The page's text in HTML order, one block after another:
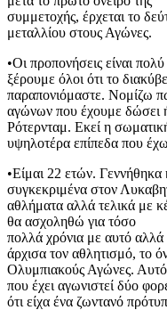
συμμετοχής, έρχεται το
μεταλλίου στους Αγώνες.
•Οι προπονήσεις είναι
ξέρουμε όλοι ότι το
παραπονιόμαστε. Νομίζω
αγώνων που έχουμε δώσει
Ρότερνταμ. Εκεί η
υψηλοτέρα επίπεδα που
•Είμαι 22 ετών.
συγκεκριμένα στον
αθλήματα αλλά τελικά με
θα ασχοληθώ για τόσο
πολλά χρόνια με αυτό
άρχισα τον αθλητισμό, το
Ολυμπιακούς Αγώνες.
που έχει αγωνιστεί δύο
ότι είχα ένα ζωντανό